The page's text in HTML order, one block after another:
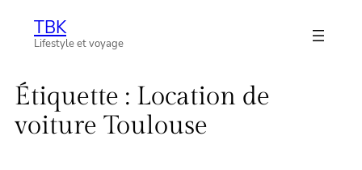
AllerTBK
Lifestyle et voyage
Étiquette : Location de
voiture Toulouse